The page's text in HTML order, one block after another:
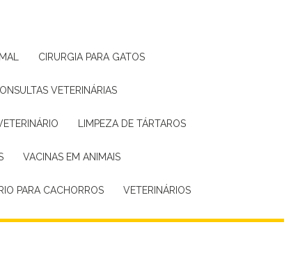
CIRURGIA PARA GATOS
CONSULTAS VETERINÁRIAS
LIMPEZA DE TÁRTAROS
VACINAS EM ANIMAIS
PARA CACHORROS VETERINÁRIOS